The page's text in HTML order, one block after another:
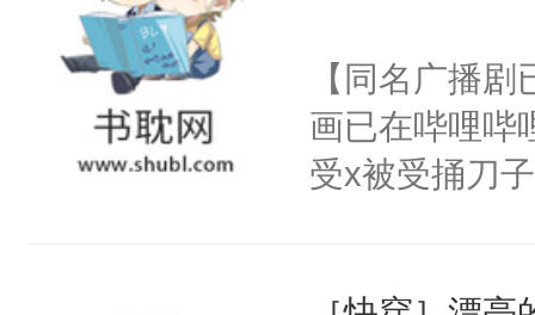
朝，一个从
为三种性别。
构与男子相同
了一颗红色的
人，最终坐上
【同名广播
画已在哔哩哔
受x被受捅刀